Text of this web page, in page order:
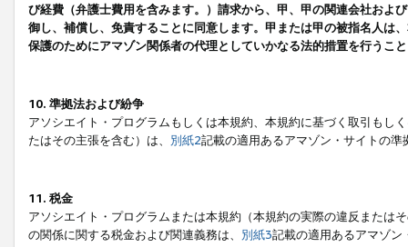
び経費（弁護士費用を含みます。）請求から、甲、甲の関連会社およ
御し、補償し、免責することに同意します。甲または甲の被指名人は
保護のためにアマゾン関係者の代理としていかなる法的措置を行うこ
10. 準拠法および紛争
アソシエイト・プログラムもしくは本規約、本規約に基づく取引もし
たはその主張を含む）は、 別紙2記載の適用あるアマゾン・サイトの
11. 税金
アソシエイト・プログラムまたは本規約（本規約の実際の違反または
の関係に関する税金および関連義務は、 別紙3記載の適用あるアマゾン